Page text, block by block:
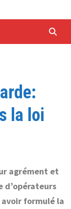
la loi
agrément et
d’opérateurs
formulé la